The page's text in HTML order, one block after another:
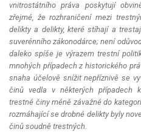
vnitrostátního práva poskytují
zřejmé, že rozhraničení mezi
delikty a delikty, které stíhají a
suverénního zákonodárce; není
daleko spíše je výrazem trestní
mnohých případech z historického
snaha účelově snížit nepříznivě se
činů vedla v některých případech
trestné činy méně závažné do
rozmáhající se drobné delikty byly
činů soudně trestných.